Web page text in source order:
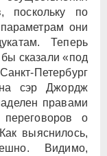
поскольку по
они
Теперь
сказали «под
Петербург
сэр Джордж
правами
переговоров о
выяснилось,
Видимо,